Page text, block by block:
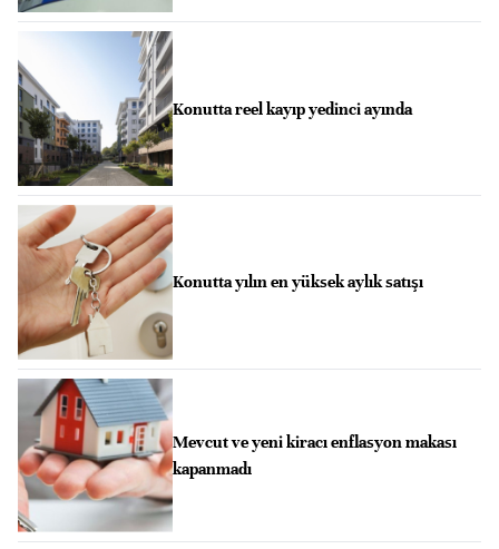
Konutta reel kayıp yedinci ayında
Konutta yılın en yüksek aylık satışı
Mevcut ve yeni kiracı enflasyon makası
kapanmadı